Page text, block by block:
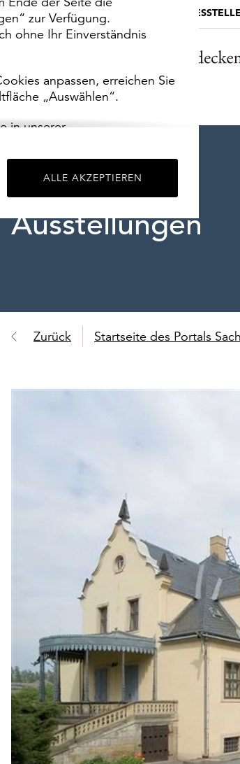
zur Verfügung.
ohne Ihr Einverständnis
anpassen, erreichen Sie
„Auswählen“.
in unserer
ALLE AKZEPTIEREN
MUSEUMSPORTAL DIE LANDESSTELLE
Ausstellungen
Zurück Startseite des Portals